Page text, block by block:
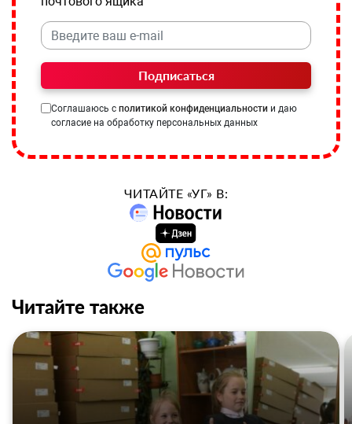
Подписаться
Соглашаюсь с политикой конфиденциальности и даю
согласие на обработку персональных данных
ЧИТАЙТЕ «УГ» В:
Читайте также